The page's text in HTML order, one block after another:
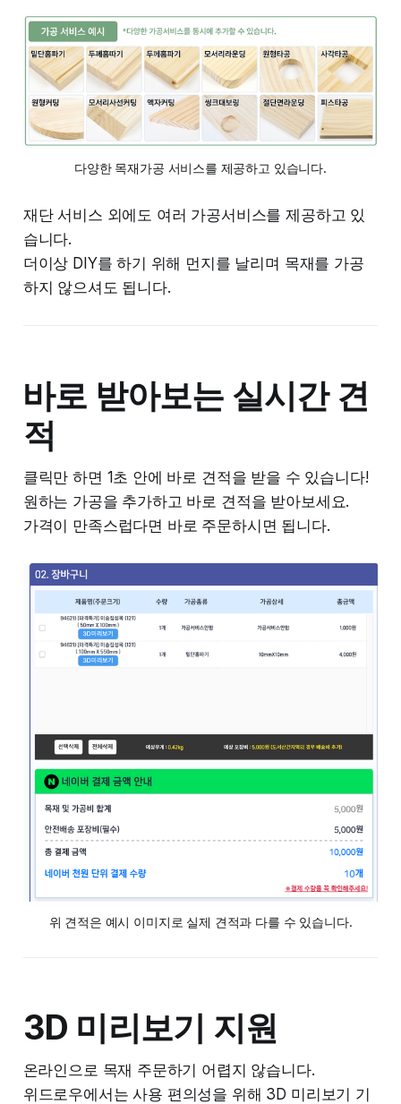
다양한 목재가공 서비스를 제공하고 있습니다.
재단 서비스 외에도 여러 가공서비스를 제공하고 있
습니다.
더이상 DIY를 하기 위해 먼지를 날리며 목재를 가공
하지 않으셔도 됩니다.
바로 받아보는 실시간 견
적
클릭만 하면 1초 안에 바로 견적을 받을 수 있습니다!
원하는 가공을 추가하고 바로 견적을 받아보세요.
가격이 만족스럽다면 바로 주문하시면 됩니다.
위 견적은 예시 이미지로 실제 견적과 다를 수 있습니다.
3D 미리보기 지원
온라인으로 목재 주문하기 어렵지 않습니다.
위드로우에서는 사용 편의성을 위해 3D 미리보기 기